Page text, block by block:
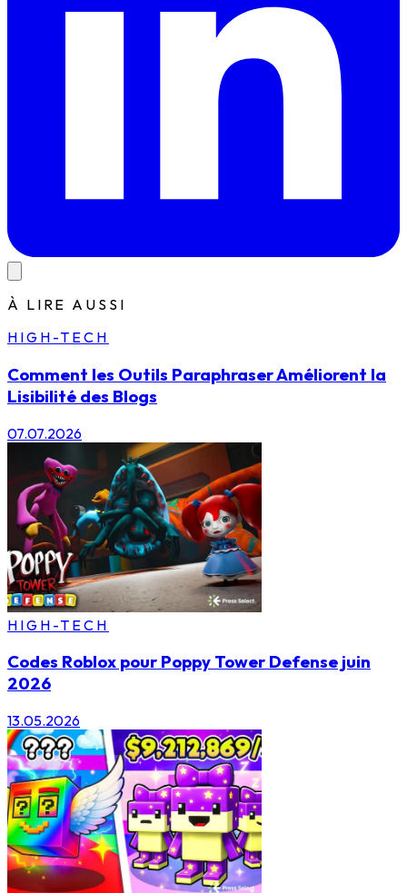
À LIRE AUSSI
HIGH-TECH
Comment les Outils Paraphraser Améliorent la
Lisibilité des Blogs
07.07.2026
HIGH-TECH
Codes Roblox pour Poppy Tower Defense juin
2026
13.05.2026